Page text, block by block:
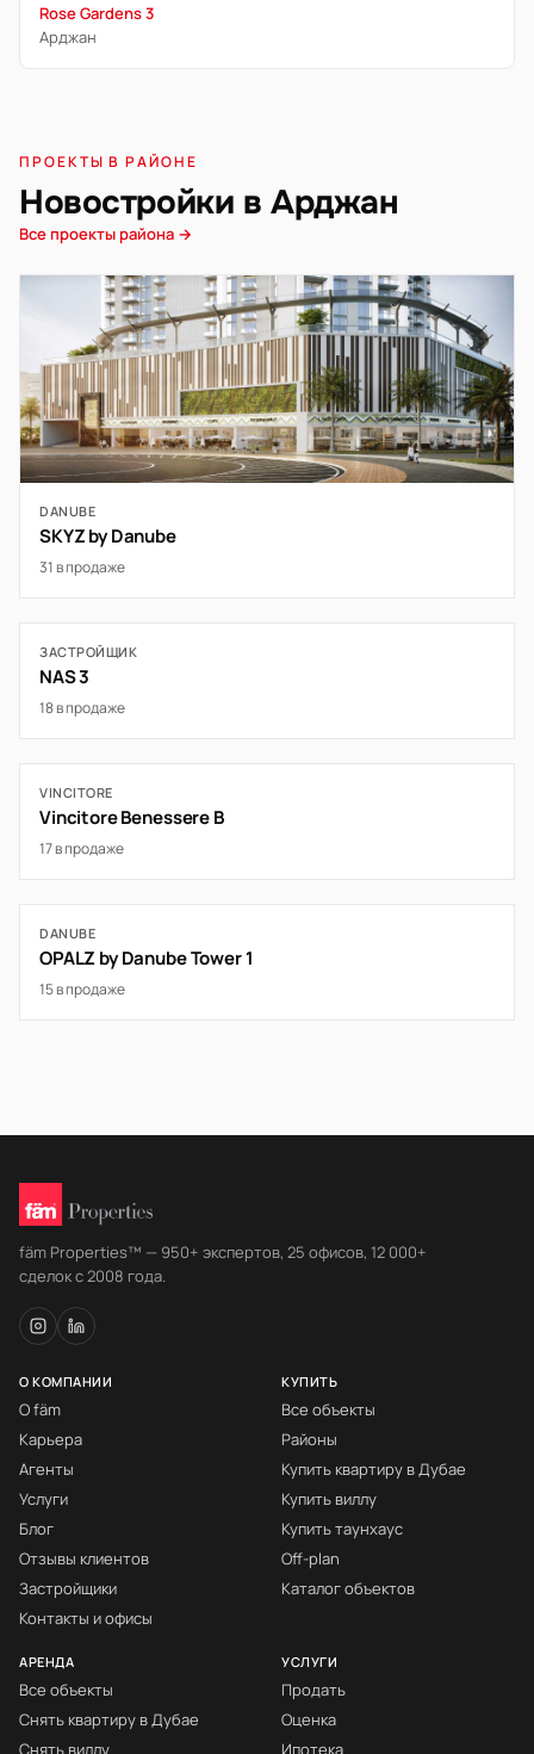
Rose Gardens 3
Арджан
ПРОЕКТЫ В РАЙОНЕ
Новостройки в Арджан
Все проекты района →
DANUBE
SKYZ by Danube
31 в продаже
ЗАСТРОЙЩИК
NAS 3
18 в продаже
VINCITORE
Vincitore Benessere B
17 в продаже
DANUBE
OPALZ by Danube Tower 1
15 в продаже
fäm Properties™ — 950+ экспертов, 25 офисов, 12 000+
сделок с 2008 года.
О КОМПАНИИ
О fäm
Карьера
Агенты
Услуги
Блог
Отзывы клиентов
Застройщики
Контакты и офисы
КУПИТЬ
Все объекты
Районы
Купить квартиру в Дубае
Купить виллу
Купить таунхаус
Off-plan
Каталог объектов
АРЕНДА
Все объекты
Снять квартиру в Дубае
Снять виллу
УСЛУГИ
Продать
Оценка
Ипотека